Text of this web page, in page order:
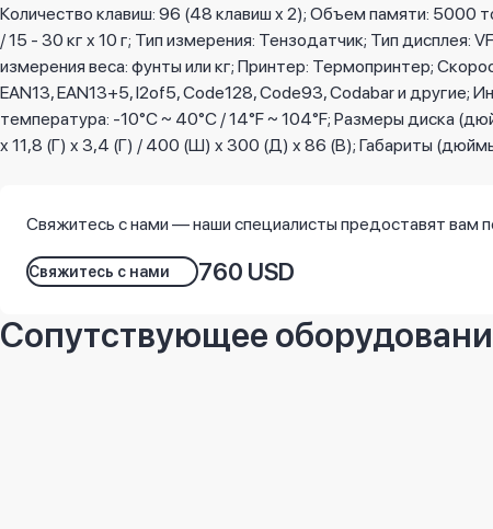
Количество клавиш: 96 (48 клавиш x 2); Объем памяти: 5000
/ 15 - 30 кг x 10 г; Тип измерения: Тензодатчик; Тип
измерения веса: фунты или кг; Принтер: Термопринтер;
EAN13, EAN13+5, I2of5, Code128, Code93, Codabar и другие;
температура: -10°C ~ 40°C / 14°F ~ 104°F; Размеры диска
x 11,8 (Г) x 3,4 (Г) / 400 (Ш) x 300 (Д) x 86 (В); Габариты
Свяжитесь с нами — наши специалисты предоставят
Свяжитесь с нами 760 USD
Сопутствующее